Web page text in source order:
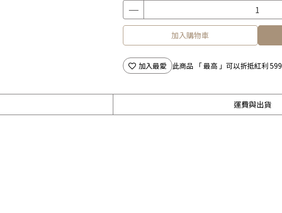
加入購物車
加入最愛 此商品 「 最高 」可以折抵紅利 599
運費與出貨